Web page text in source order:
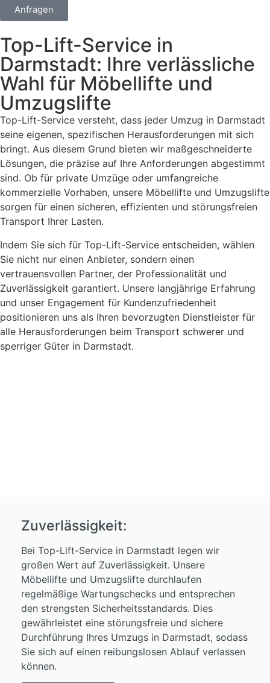
Anfragen
Top-Lift-Service in
Darmstadt: Ihre verlässliche
Wahl für Möbellifte und
Umzugslifte
Top-Lift-Service versteht, dass jeder Umzug in Darmstadt
seine eigenen, spezifischen Herausforderungen mit sich
bringt. Aus diesem Grund bieten wir maßgeschneiderte
Lösungen, die präzise auf Ihre Anforderungen abgestimmt
sind. Ob für private Umzüge oder umfangreiche
kommerzielle Vorhaben, unsere Möbellifte und Umzugslifte
sorgen für einen sicheren, effizienten und störungsfreien
Transport Ihrer Lasten.
Indem Sie sich für Top-Lift-Service entscheiden, wählen
Sie nicht nur einen Anbieter, sondern einen
vertrauensvollen Partner, der Professionalität und
Zuverlässigkeit garantiert. Unsere langjährige Erfahrung
und unser Engagement für Kundenzufriedenheit
positionieren uns als Ihren bevorzugten Dienstleister für
alle Herausforderungen beim Transport schwerer und
sperriger Güter in Darmstadt.
Zuverlässigkeit:
Bei Top-Lift-Service in Darmstadt legen wir
großen Wert auf Zuverlässigkeit. Unsere
Möbellifte und Umzugslifte durchlaufen
regelmäßige Wartungschecks und entsprechen
den strengsten Sicherheitsstandards. Dies
gewährleistet eine störungsfreie und sichere
Durchführung Ihres Umzugs in Darmstadt, sodass
Sie sich auf einen reibungslosen Ablauf verlassen
können.